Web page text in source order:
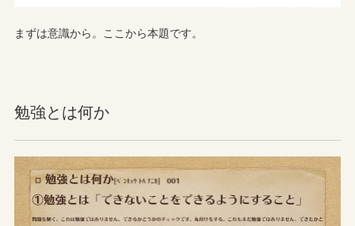
まずは意識から。ここから本題です。
勉強とは何か